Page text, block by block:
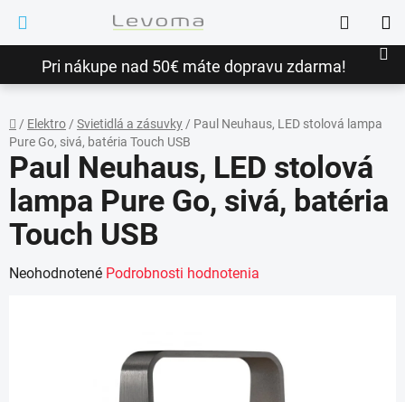
obsah
Pri nákupe nad 50€ máte dopravu zdarma!
Hľadať
Domov
/ Elektro/ Svietidlá a zásuvky/ Paul Neuhaus, LED stolová lampa
Pure Go, sivá, batéria Touch USB
Paul Neuhaus, LED stolová
lampa Pure Go, sivá, batéria
Touch USB
Priemerné
Neohodnotené Podrobnosti hodnotenia